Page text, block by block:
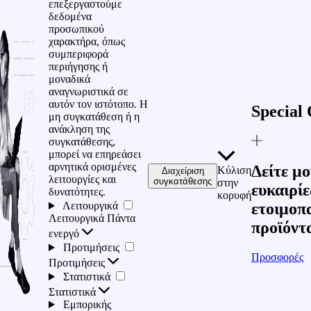
επεξεργαστούμε
δεδομένα
προσωπικού
χαρακτήρα, όπως
συμπεριφορά
περιήγησης ή
μοναδικά
αναγνωριστικά σε
αυτόν τον ιστότοπο. Η
μη συγκατάθεση ή η
ανάκληση της
συγκατάθεσης,
μπορεί να επηρεάσει
αρνητικά ορισμένες
λειτουργίες και
δυνατότητες.
Λειτουργικά
Λειτουργικά Πάντα
ενεργό
Προτιμήσεις
Προτιμήσεις
Στατιστικά
Στατιστικά
Εμπορικής
Διαχείριση
συγκατάθεσης
Κύλιση
στην
κορυφή
Special
Δείτε
Προσφορές